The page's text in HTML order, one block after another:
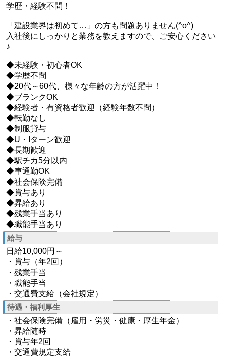
学歴・経験不問！
「建設業界は初めて…」の方も問題ありません(^o^)
入社後にしっかりと業務を教えますので、ご安心ください
♪
◆未経験・初心者OK
◆学歴不問
◆20代～60代、様々な年齢の方が活躍中！
◆ブランクOK
◆経験者・有資格者歓迎（経験年数不問）
◆転勤なし
◆制服貸与
◆U・Iターン歓迎
◆長期歓迎
◆駅チカ5分以内
◆車通勤OK
◆社会保険完備
◆賞与あり
◆昇給あり
◆残業手当あり
◆職能手当あり
給与
日給10,000円～
・賞与（年2回）
・残業手当
・職能手当
・交通費支給（会社規定）
待遇・福利厚生
・社会保険完備（雇用・労災・健康・厚生年金）
・昇給随時
・賞与年2回
・交通費規定支給